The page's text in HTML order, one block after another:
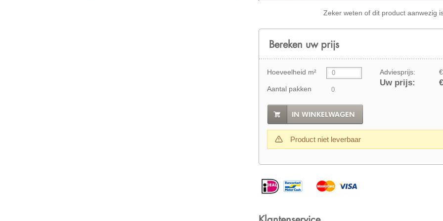
Zeker weten of dit product aanwezig
Bereken uw prijs
Hoeveelheid m²
Aantal pakken
Adviesprijs:
Uw prijs:
IN WINKELWAGEN
Product niet leverbaar